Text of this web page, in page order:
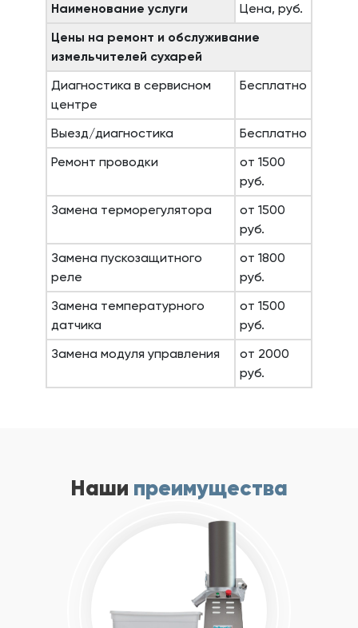
Наименование услуги
Цена, руб.
Цены на ремонт и обслуживание
измельчителей сухарей
Диагностика в сервисном
центре
Бесплатно
Выезд/диагностика
Бесплатно
Ремонт проводки
от 1500
руб.
Замена терморегулятора
от 1500
руб.
Замена пускозащитного
реле
от 1800
руб.
Замена температурного
датчика
от 1500
руб.
Замена модуля управления
от 2000
руб.
Наши преимущества